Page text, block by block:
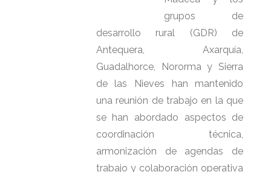
grupos de
desarrollo rural (GDR) de
Antequera, Axarquía,
Guadalhorce, Nororma y Sierra
de las Nieves han mantenido
una reunión de trabajo en la que
se han abordado aspectos de
coordinación técnica,
armonización de agendas de
trabajo y colaboración operativa